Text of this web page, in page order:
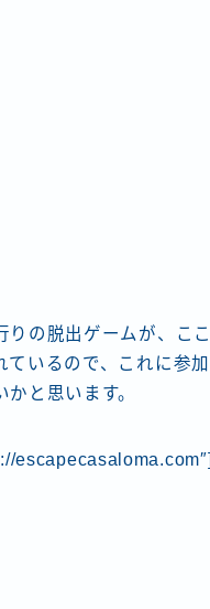
りの脱出ゲームが、こ
ているので、これに参
と思います。
escapecasaloma.com″]